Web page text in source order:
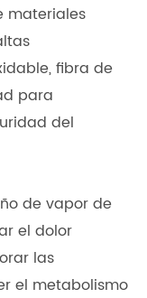
materiales
fibra de
para
del
de vapor de
el dolor
las
el metabolismo